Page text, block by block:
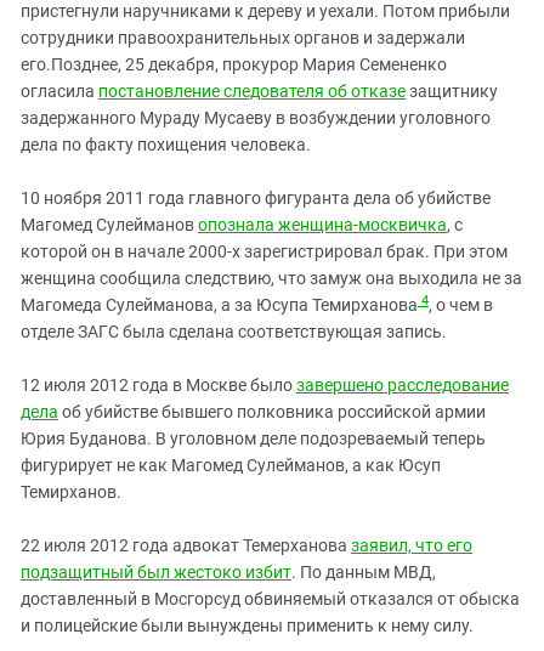
пристегнули наручниками к дереву и уехали. Потом прибыли
сотрудники правоохранительных органов и задержали
его.Позднее, 25 декабря, прокурор Мария Семененко
огласила постановление следователя об отказезащитнику
задержанного Мураду Мусаеву в возбуждении уголовного
дела по факту похищения человека.
10 ноября 2011 года главного фигуранта дела об убийстве
Магомед Сулеймановопознала женщина-москвичка, с
которой он в начале 2000-х зарегистрировал брак. При этом
женщина сообщила следствию, что замуж она выходила не за
Магомеда Сулейманова, а за Юсупа Темирханова 4, о чем в
отделе ЗАГС была сделана соответствующая запись.
12 июля 2012 года в Москве былозавершено расследование
дела об убийстве бывшего полковника российской армии
Юрия Буданова. В уголовном деле подозреваемый теперь
фигурирует не как Магомед Сулейманов, а как Юсуп
Темирханов.
22 июля 2012 года адвокат Темерханова заявил, что его
подзащитный был жестоко избит. По данным МВД,
доставленный в Мосгорсуд обвиняемый отказался от обыска
и полицейские были вынуждены применить к нему силу.